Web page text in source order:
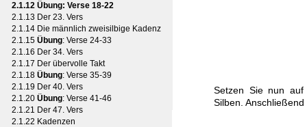
2.1.12 Übung: Verse 18-22
2.1.13 Der 23. Vers
2.1.14 Die männlich zweisilbige Kadenz
2.1.15 Übung: Verse 24-33
2.1.16 Der 34. Vers
2.1.17 Der übervolle Takt
2.1.18 Übung: Verse 35-39
2.1.19 Der 40. Vers
2.1.20 Übung: Verse 41-46
2.1.21 Der 47. Vers
2.1.22 Kadenzen
Setzen Sie nun auf
Silben.